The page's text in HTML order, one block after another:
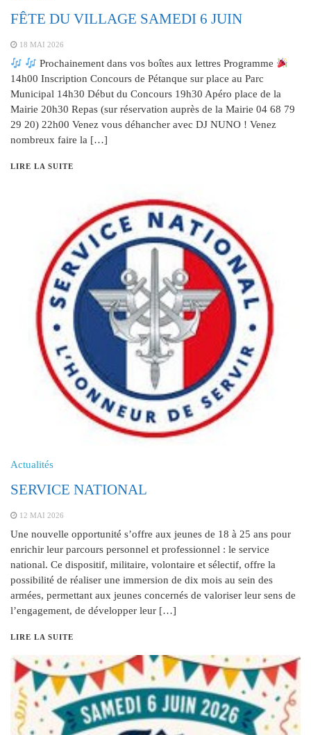
FÊTE DU VILLAGE SAMEDI 6 JUIN
18 MAI 2026
Prochainement dans vos boîtes aux lettres Programme
14h00 Inscription Concours de Pétanque sur place au Parc
Municipal 14h30 Début du Concours 19h30 Apéro place de la
Mairie 20h30 Repas (sur réservation auprès de la Mairie 04 68 79
29 20) 22h00 Venez vous déhancher avec DJ NUNO ! Venez
nombreux faire la […]
LIRE LA SUITE
Actualités
SERVICE NATIONAL
12 MAI 2026
Une nouvelle opportunité s’offre aux jeunes de 18 à 25 ans pour
enrichir leur parcours personnel et professionnel : le service
national. Ce dispositif, militaire, volontaire et sélectif, offre la
possibilité de réaliser une immersion de dix mois au sein des
armées, permettant aux jeunes concernés de valoriser leur sens de
l’engagement, de développer leur […]
LIRE LA SUITE